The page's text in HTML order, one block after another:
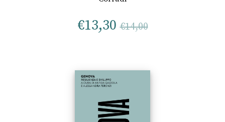
€13,30 €14,00